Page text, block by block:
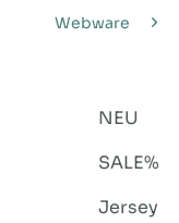
Webware
NEU
SALE%
Jersey